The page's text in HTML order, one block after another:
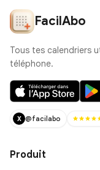
FacilAbo
Tous tes calendriers
téléphone.
X @facilabo
Produit